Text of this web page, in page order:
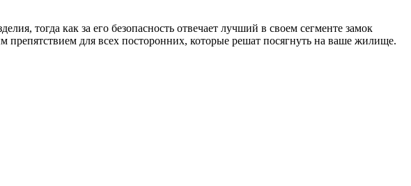
тогда как за его безопасность отвечает лучший в своем сегменте замок
для всех посторонних, которые решат посягнуть на ваше жилище.